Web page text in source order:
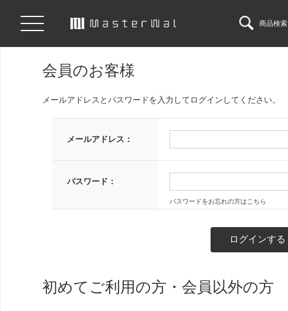
商品検索
会員のお客様
メールアドレスとパスワードを入力してログインしてください。
メールアドレス：
パスワード：
パスワードをお忘れの方はこちら
初めてご利用の方・会員以外の方